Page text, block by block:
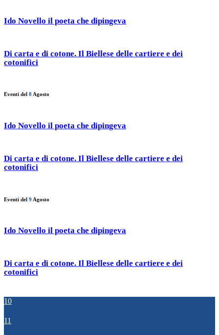
Ido Novello il poeta che dipingeva
Di carta e di cotone. Il Biellese delle cartiere e dei
cotonifici
Eventi del 8 Agosto
Ido Novello il poeta che dipingeva
Di carta e di cotone. Il Biellese delle cartiere e dei
cotonifici
Eventi del 9 Agosto
Ido Novello il poeta che dipingeva
Di carta e di cotone. Il Biellese delle cartiere e dei
cotonifici
10
11